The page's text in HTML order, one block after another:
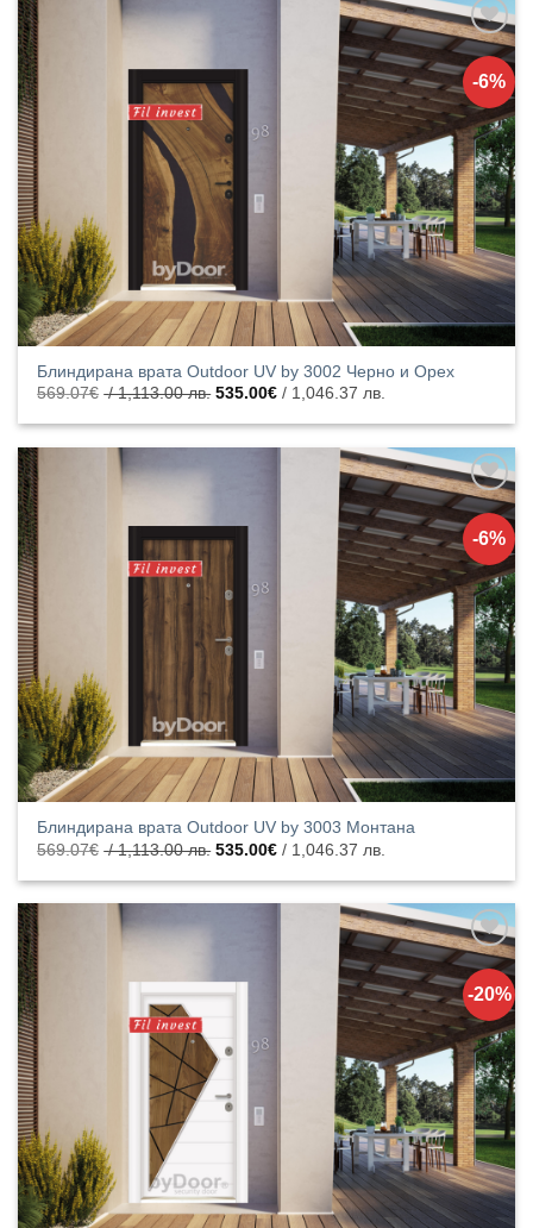
1,046.37
лв..
-6%
Добавяне
към
списъка с
харесани
продукти
Блиндирана врата Outdoor UV by 3002 Черно и Орех
569.07€ / 1,113.00 лв. Original
was:
535.00€ / 1,046.37 лв.
е:
/
1,046.37
лв..
-6%
Добавяне
към
списъка с
харесани
продукти
Блиндирана врата Outdoor UV by 3003 Монтана
569.07€ / 1,113.00 лв. Original
was:
535.00€ / 1,046.37 лв.
е:
/
1,046.37
лв..
-20%
Добавяне
към
списъка с
харесани
продукти